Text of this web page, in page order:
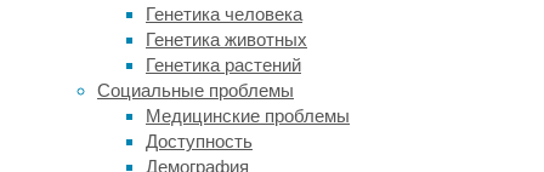
Генетика человека
Генетика животных
Генетика растений
Социальные проблемы
Медицинские проблемы
Доступность
Демография
пациентов,
которым
мочевыводящие
пути
ввели